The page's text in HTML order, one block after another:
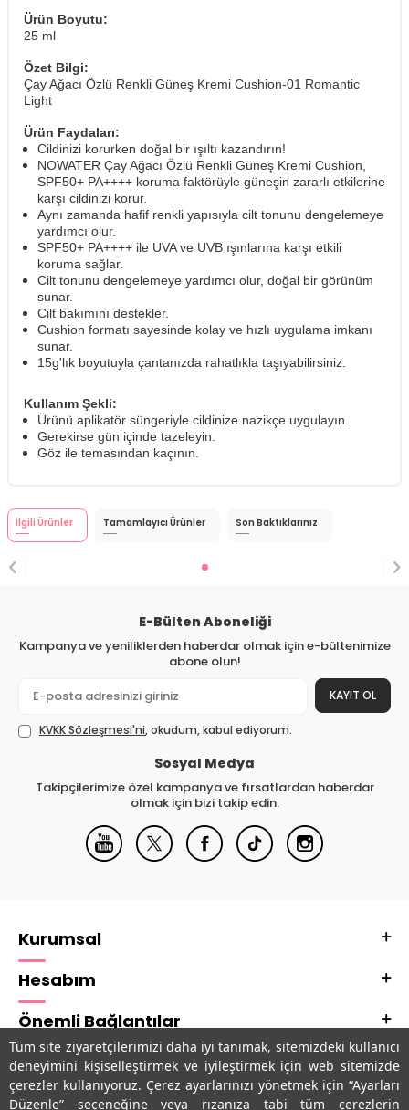
Tüm site ziyaretçilerimizi daha iyi tanımak, sitemizdeki kullanıcı
deneyimini kişiselleştirmek ve iyileştirmek için web sitemizde
çerezler kullanıyoruz. Çerez ayarlarınızı yönetmek için “Ayarları
Düzenle” seçeneğine veya rızanıza tabi tüm çerezlerin
Ürün Boyutu:
25 ml
Özet Bilgi:
Çay Ağacı Özlü Renkli Güneş Kremi Cushion-01 Romantic
Light
Ürün Faydaları:
Cildinizi korurken doğal bir ışıltı kazandırın!
NOWATER Çay Ağacı Özlü Renkli Güneş Kremi Cushion,
SPF50+ PA++++ koruma faktörüyle güneşin zararlı etkilerine
karşı cildinizi korur.
Aynı zamanda hafif renkli yapısıyla cilt tonunu dengelemeye
yardımcı olur.
SPF50+ PA++++ ile UVA ve UVB ışınlarına karşı etkili
koruma sağlar.
Cilt tonunu dengelemeye yardımcı olur, doğal bir görünüm
sunar.
Cilt bakımını destekler.
Cushion formatı sayesinde kolay ve hızlı uygulama imkanı
sunar.
15g'lık boyutuyla çantanızda rahatlıkla taşıyabilirsiniz.
Kullanım Şekli:
Ürünü aplikatör süngeriyle cildinize nazikçe uygulayın.
Gerekirse gün içinde tazeleyin.
Göz ile temasından kaçının.
İlgili Ürünler Tamamlayıcı Ürünler Son Baktıklarınız
E-Bülten Aboneliği
Kampanya ve yeniliklerden haberdar olmak için e-bültenimize
abone olun!
KAYIT OL
KVKK Sözleşmesi'ni, okudum, kabul ediyorum.
Sosyal Medya
Takipçilerimize özel kampanya ve fırsatlardan haberdar
olmak için bizi takip edin.
Kurumsal
Hesabım
Önemli Bağlantılar
Adres & İletişim
Uygulamalarımız